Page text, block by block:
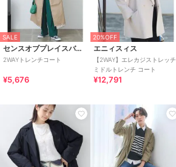
SALE
センスオブプレイスバイアーバンリサーチ
2WAYトレンチコート
¥5,676
20%OFF
エニィスィス
【2WAY】エレカジストレッチ
ミドルトレンチ コート
¥12,791